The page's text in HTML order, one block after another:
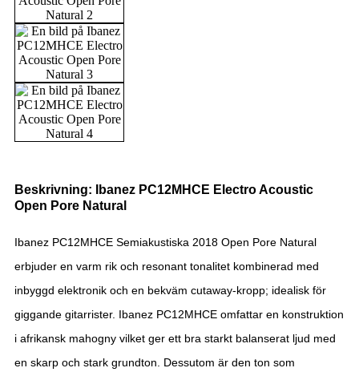
Beskrivning: Ibanez PC12MHCE Electro Acoustic
Open Pore Natural
Ibanez PC12MHCE Semiakustiska 2018 Open Pore Natural
erbjuder en varm rik och resonant tonalitet kombinerad med
inbyggd elektronik och en bekväm cutaway-kropp; idealisk för
giggande gitarrister. Ibanez PC12MHCE omfattar en konstruktion
i afrikansk mahogny vilket ger ett bra starkt balanserat ljud med
en skarp och stark grundton. Dessutom är den ton som